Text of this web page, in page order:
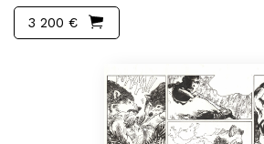
3 200 €